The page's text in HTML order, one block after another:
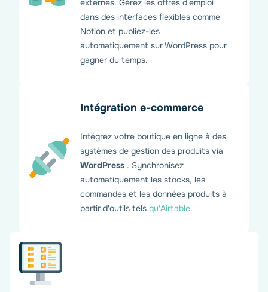
externes. Gérez les offres d'emploi
dans des interfaces flexibles comme
Notion et publiez-les
automatiquement sur WordPress pour
gagner du temps.
Intégration e-commerce
Intégrez votre boutique en ligne à des
systèmes de gestion des produits via
WordPress . Synchronisez
automatiquement les stocks, les
commandes et les données produits à
partir d'outils telsqu'Airtable.